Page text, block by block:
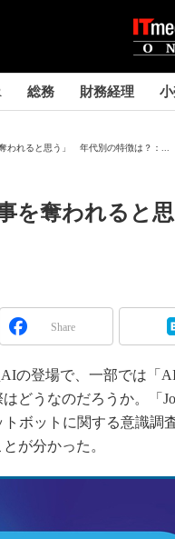
総務 財務経理
われると思う」 年代別の特徴は？：...
を奪われると
Share
の登場で、一部では「
どうなのだろうか。「
ボットに関する意識調
が分かった。